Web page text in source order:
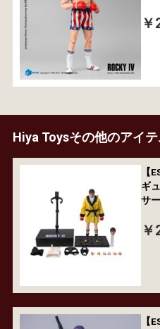
￥
Hiya Toysその他のアイテ
【
ギ
サ
￥
【